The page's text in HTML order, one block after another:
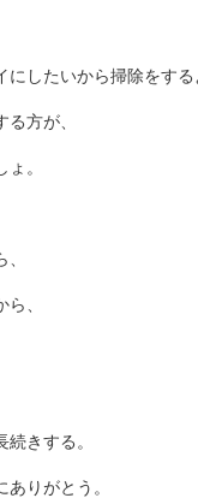
したいから掃除をする
方が、
。
、
きする。
りがとう。